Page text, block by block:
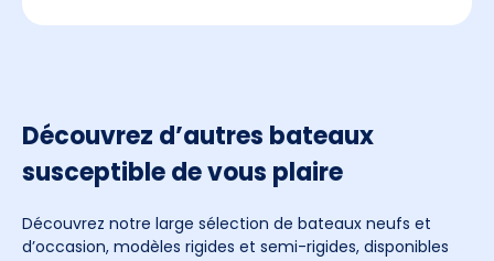
Découvrez d’autres bateaux
susceptible de vous plaire
Découvrez notre large sélection de bateaux neufs et
d’occasion, modèles rigides et semi-rigides, disponibles